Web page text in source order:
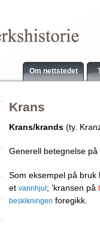
Om nettstedet
Krans
Krans/krands (ty.
Generell betegnelse
Som eksempel på bruk
et vannhjul; ’kransen på
beskikningen foregikk.